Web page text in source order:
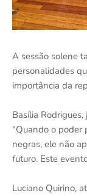
A sessão solene
personalidades
importância da
Basília
"Quando o poder
negras, ele não
futuro. Este
Luciano Quirino,